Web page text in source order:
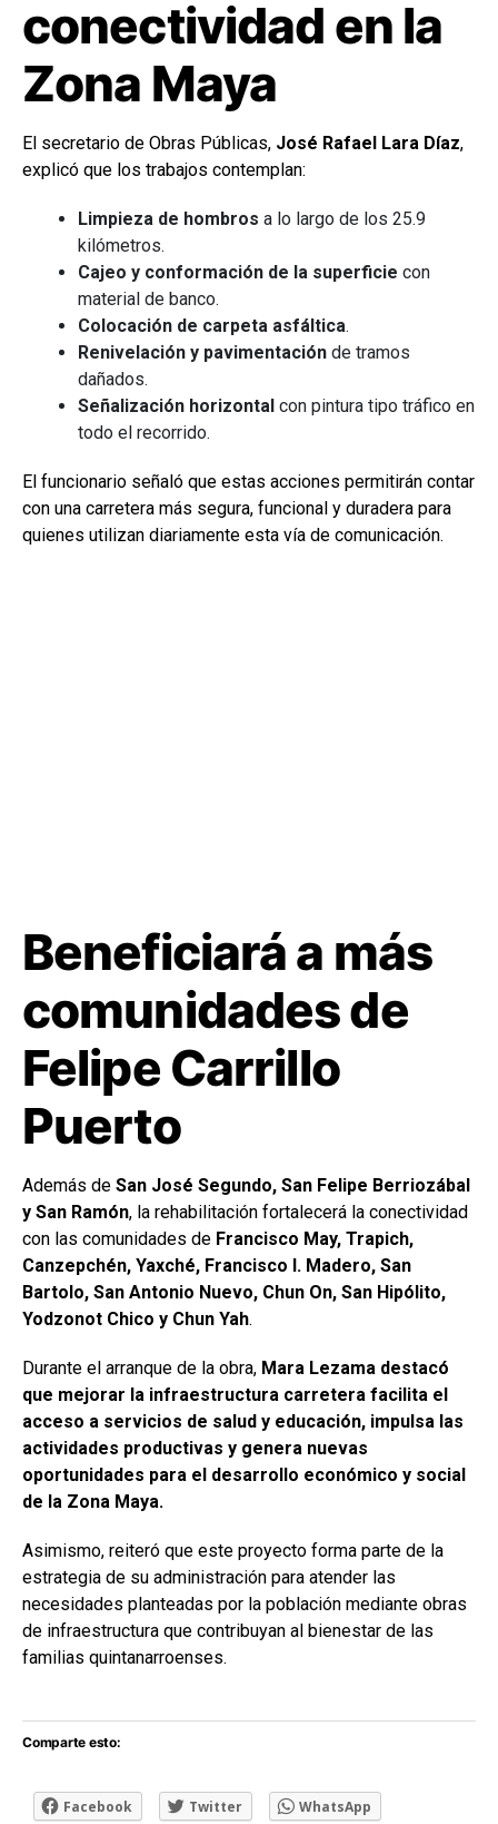
conectividad en la
Zona Maya
El secretario de Obras Públicas, José Rafael Lara Díaz,
explicó que los trabajos contemplan:
Limpieza de hombros a lo largo de los 25.9
kilómetros.
Cajeo y conformación de la superficie con
material de banco.
Colocación de carpeta asfáltica.
Renivelación y pavimentación de tramos
dañados.
Señalización horizontal con pintura tipo tráfico en
todo el recorrido.
El funcionario señaló que estas acciones permitirán contar
con una carretera más segura, funcional y duradera para
quienes utilizan diariamente esta vía de comunicación.
Beneficiará a más
comunidades de
Felipe Carrillo
Puerto
Además de San José Segundo, San Felipe Berriozábal
y San Ramón, la rehabilitación fortalecerá la conectividad
con las comunidades de Francisco May, Trapich,
Canzepchén, Yaxché, Francisco I. Madero, San
Bartolo, San Antonio Nuevo, Chun On, San Hipólito,
Yodzonot Chico y Chun Yah.
Durante el arranque de la obra, Mara Lezama destacó
que mejorar la infraestructura carretera facilita el
acceso a servicios de salud y educación, impulsa las
actividades productivas y genera nuevas
oportunidades para el desarrollo económico y social
de la Zona Maya.
Asimismo, reiteró que este proyecto forma parte de la
estrategia de su administración para atender las
necesidades planteadas por la población mediante obras
de infraestructura que contribuyan al bienestar de las
familias quintanarroenses.
Comparte esto:
Facebook Twitter WhatsApp